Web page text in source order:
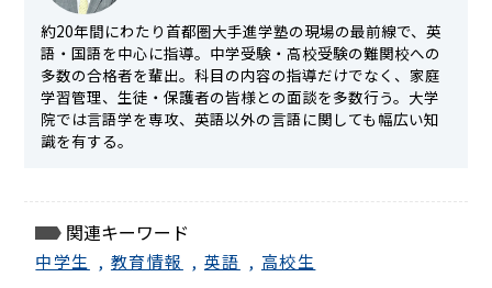
約20年間にわたり首都圏大手進学塾の現場の最前線で、英
語・国語を中心に指導。中学受験・高校受験の難関校への
多数の合格者を輩出。科目の内容の指導だけでなく、家庭
学習管理、生徒・保護者の皆様との面談を多数行う。大学
院では言語学を専攻、英語以外の言語に関しても幅広い知
識を有する。
関連キーワード
中学生 , 教育情報 , 英語 , 高校生